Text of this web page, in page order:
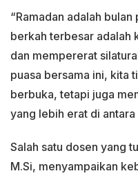
“Ramadan adalah
berkah terbesar adalah
dan mempererat
puasa bersama ini, kita
berbuka, tetapi juga
yang lebih erat di
Salah satu dosen yang
M.Si, menyampaikan